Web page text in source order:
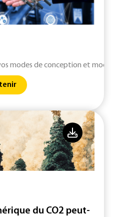
modes de conception et
du CO2 peut-